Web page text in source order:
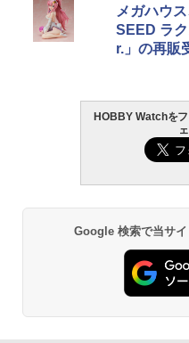
メガハウ
SEED ラ
r.」の再販
HOBBY Watchを
Google 検索で当サ